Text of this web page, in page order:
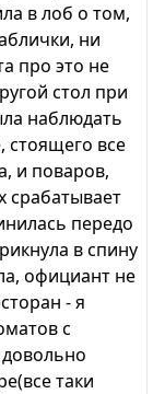
в лоб о том,
ни
про это не
стол при
наблюдать
стоящего все
и поваров,
срабатывает
передо
в спину
официант не
- я
с
таки